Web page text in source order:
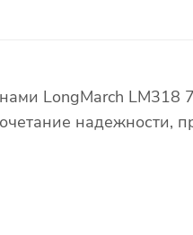
LongMarch LM318
надежности,